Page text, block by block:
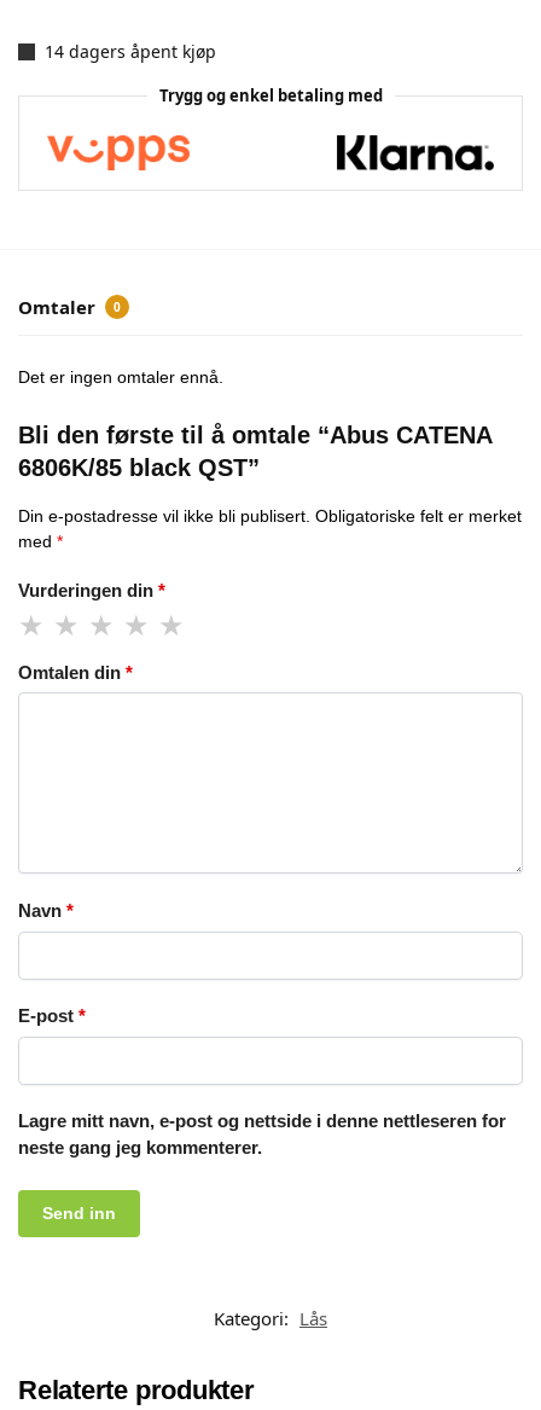
14 dagers åpent kjøp
Trygg og enkel betaling med
Omtaler 0
Det er ingen omtaler ennå.
Bli den første til å omtale “Abus CATENA
6806K/85 black QST”
Din e-postadresse vil ikke bli publisert. Obligatoriske felt er merket
med *
Vurderingen din *
Omtalen din *
Navn *
E-post *
Lagre mitt navn, e-post og nettside i denne nettleseren for
neste gang jeg kommenterer.
Kategori: Lås
Relaterte produkter